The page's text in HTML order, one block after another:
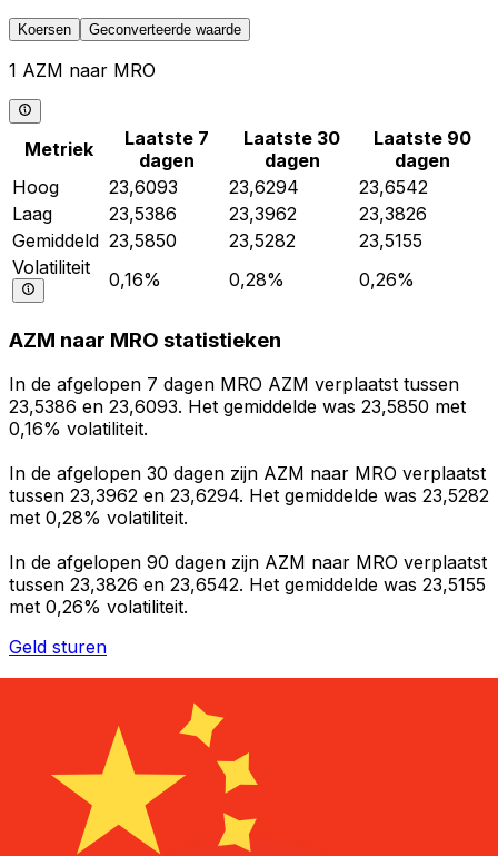
Koersen Geconverteerde waarde
1 AZM naar MRO
Metriek
Laatste 7
dagen
Laatste 30
dagen
Laatste 90
dagen
Hoog
23,6093 23,6294
23,6542
Laag
23,5386 23,3962
23,3826
Gemiddeld 23,5850 23,5282
23,5155
Volatiliteit
0,16% 0,28% 0,26%
AZM naar MRO statistieken
In de afgelopen 7 dagen MRO AZM verplaatst tussen
23,5386 en 23,6093. Het gemiddelde was 23,5850 met
0,16% volatiliteit.
In de afgelopen 30 dagen zijn AZM naar MRO verplaatst
tussen 23,3962 en 23,6294. Het gemiddelde was 23,5282
met 0,28% volatiliteit.
In de afgelopen 90 dagen zijn AZM naar MRO verplaatst
tussen 23,3826 en 23,6542. Het gemiddelde was 23,5155
met 0,26% volatiliteit.
Geld sturen
De Xe-app heeft alles wat je nodig hebt voor wereldwijde
geldtransfers en valutabeheer. Wissel valuta's om, stel
koerswaarschuwingen in en maak geld over naar het
buitenland zonder verborgen kosten. Download
vandaag nog!